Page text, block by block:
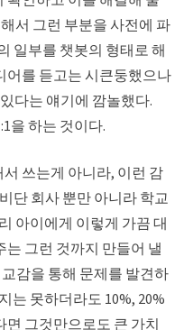
서 그런 부분을 사전에 파
일부를 챗봇의 형태로 해
어를 듣고는 시큰둥했으나
다는 얘기에 깜놀했다.
을 하는 것이다.
쓰는게 아니라, 이런 감
단 회사 뿐만 아니라 학교
아이에게 이렇게 가끔 대
그런 것까지 만들어 낼
감을 통해 문제를 발견하
는 못하더라도 10%, 20%
면 그것만으로도 큰 가치